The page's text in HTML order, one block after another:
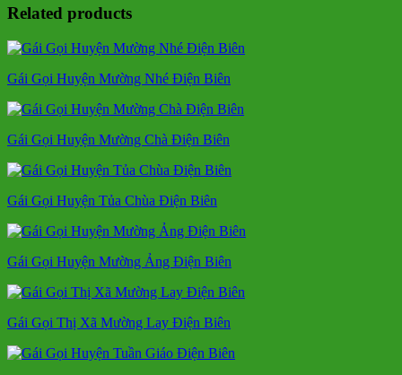
Related products
Gái Gọi Huyện Mường Nhé Điện Biên
Gái Gọi Huyện Mường Chà Điện Biên
Gái Gọi Huyện Tủa Chùa Điện Biên
Gái Gọi Huyện Mường Ảng Điện Biên
Gái Gọi Thị Xã Mường Lay Điện Biên